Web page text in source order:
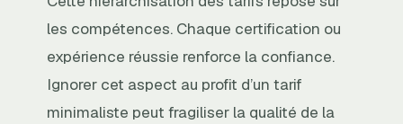
les compétences. Chaque certification ou
expérience réussie renforce la confiance.
Ignorer cet aspect au profit d’un tarif
minimaliste peut fragiliser la qualité de la